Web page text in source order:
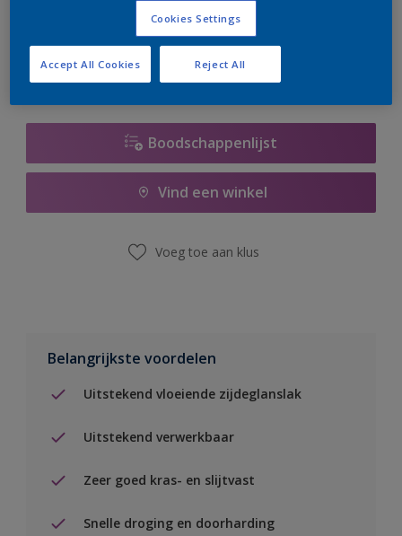
er hard aan om de voorraad aan te vullen.
Boodschappenlijst
Vind een winkel
Voeg toe aan klus
Belangrijkste voordelen
Uitstekend vloeiende zijdeglanslak
Uitstekend verwerkbaar
Zeer goed kras- en slijtvast
Snelle droging en doorharding
Cookies Settings
Reject All
Accept All Cookies